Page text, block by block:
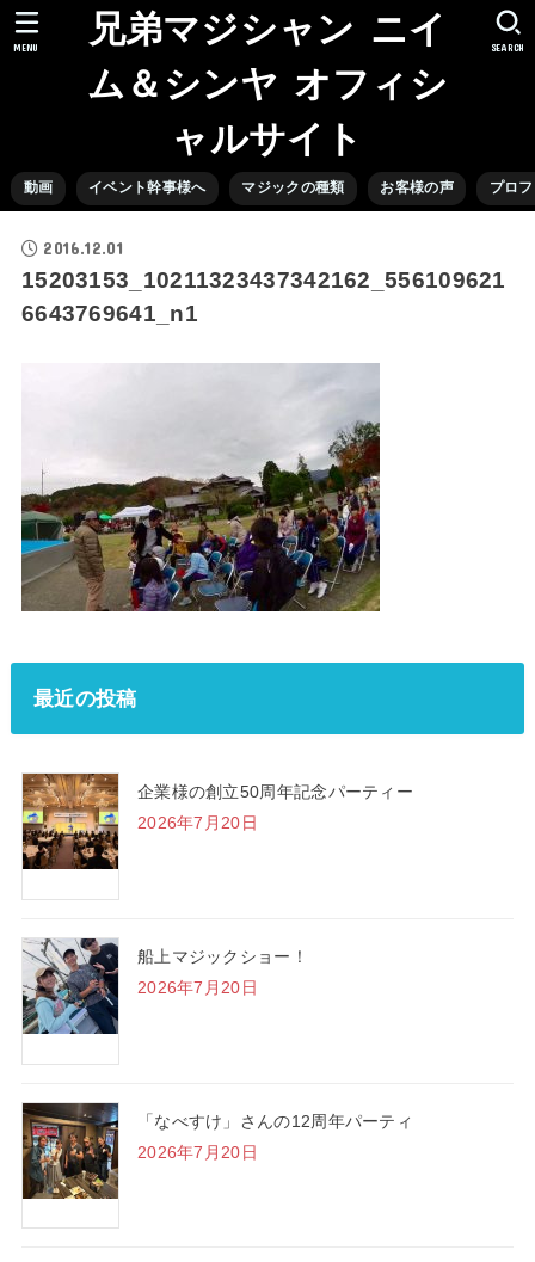
兄弟マジシャン ニイ
ム＆シンヤ オフィシ
ャルサイト
動画 イベント幹事様へ マジックの種類 お客様の声 プロ
SEARCH
MENU
2016.12.01
15203153_10211323437342162_556109621
6643769641_n1
最近の投稿
企業様の創立50周年記念パーティー
2026年7月20日
船上マジックショー！
2026年7月20日
「なべすけ」さんの12周年パーティ
2026年7月20日